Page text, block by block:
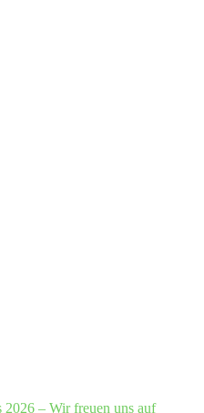
2026 – Wir freuen uns auf